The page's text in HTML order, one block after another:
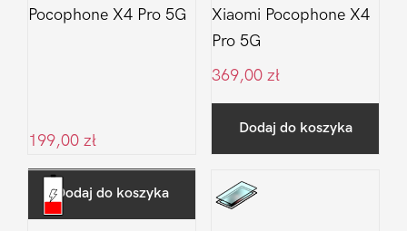
Pocophone X4 Pro 5G
199,00 zł
Dodaj do koszyka
Xiaomi Pocophone X4
Pro 5G
369,00 zł
Dodaj do koszyka